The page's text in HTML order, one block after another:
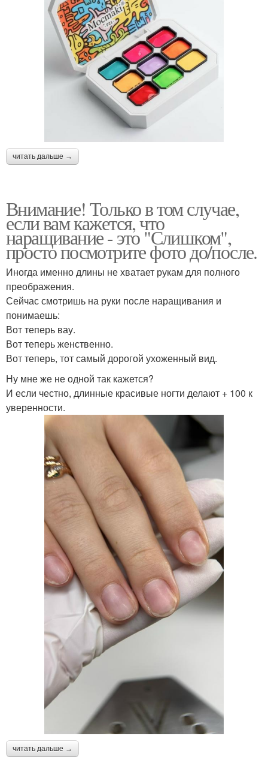
читать дальше →
Внимание! Только в том случае,
если вам кажется, что
наращивание - это "Слишком",
просто посмотрите фото до/после.
Иногда именно длины не хватает рукам для полного
преображения.
Сейчас смотришь на руки после наращивания и
понимаешь:
Вот теперь вау.
Вот теперь женственно.
Вот теперь, тот самый дорогой ухоженный вид.
Ну мне же не одной так кажется?
И если честно, длинные красивые ногти делают + 100 к
уверенности.
читать дальше →